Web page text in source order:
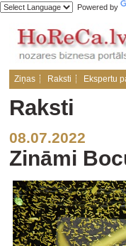
Powered by
Ziņas Raksti Ekspertu
Raksti
08.07.2022
Zināmi